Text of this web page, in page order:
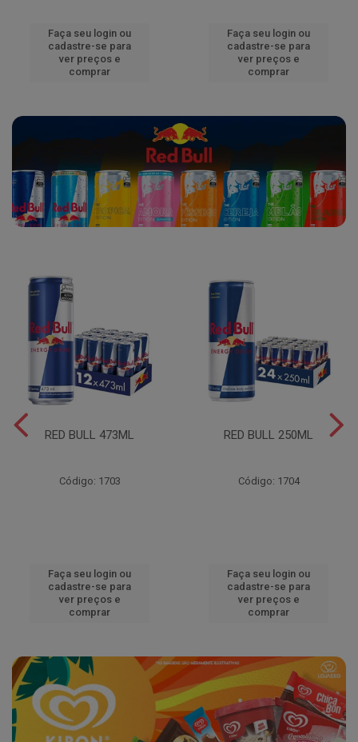
Faça seu login ou
cadastre-se para
ver preços e
comprar
Faça seu login ou
cadastre-se para
ver preços e
comprar
RED BULL 473ML
Código: 1703
Faça seu login ou
cadastre-se para
ver preços e
comprar
RED BULL 250ML
Código: 1704
Faça seu login ou
cadastre-se para
ver preços e
comprar